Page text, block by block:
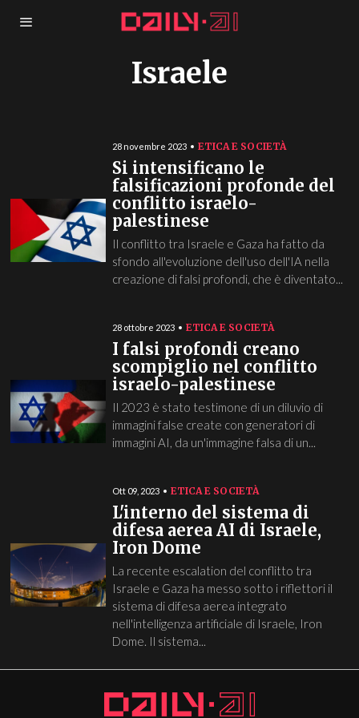
Israele
28 novembre 2023 ETICA E SOCIETÀ
Si intensificano le
falsificazioni profonde del
conflitto israelo-
palestinese
Il conflitto tra Israele e Gaza ha fatto da
sfondo all'evoluzione dell'uso dell'IA nella
creazione di falsi profondi, che è diventato...
28 ottobre 2023 ETICA E SOCIETÀ
I falsi profondi creano
scompiglio nel conflitto
israelo-palestinese
Il 2023 è stato testimone di un diluvio di
immagini false create con generatori di
immagini AI, da un'immagine falsa di un...
Ott 09, 2023 ETICA E SOCIETÀ
L'interno del sistema di
difesa aerea AI di Israele,
Iron Dome
La recente escalation del conflitto tra
Israele e Gaza ha messo sotto i riflettori il
sistema di difesa aerea integrato
nell'intelligenza artificiale di Israele, Iron
Dome. Il sistema...